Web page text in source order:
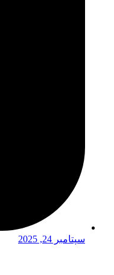
سپتامبر 24, 2025